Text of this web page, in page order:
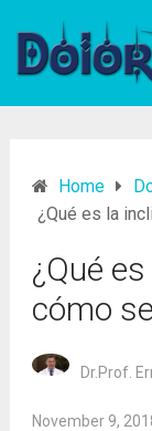
Home
¿Qué es la
¿Qué
cómo
Dr.Prof.
November 9,